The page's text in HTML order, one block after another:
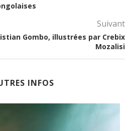
Suivant
Gombo, illustrées par Crebix
Mozalisi
INFOS